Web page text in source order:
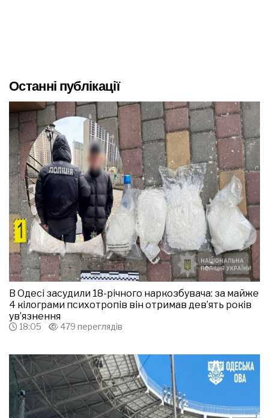
Останні публікації
В Одесі засудили 18-річного наркозбувача: за майже
4 кілограми психотропів він отримав дев’ять років
ув’язнення
18:05 479 переглядів